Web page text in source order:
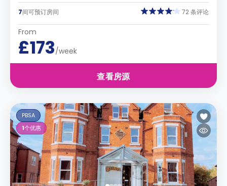
7间可预订房间 72 条评论
From
£173/week
查看房源
PBSA
1个优惠